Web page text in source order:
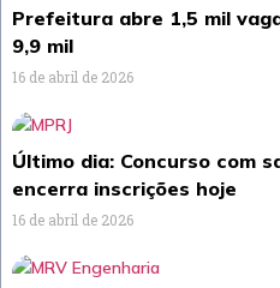
Prefeitura abre 1,5 mil
9,9 mil
16 de abril de 2026
Último dia: Concurso com
encerra inscrições hoje
16 de abril de 2026